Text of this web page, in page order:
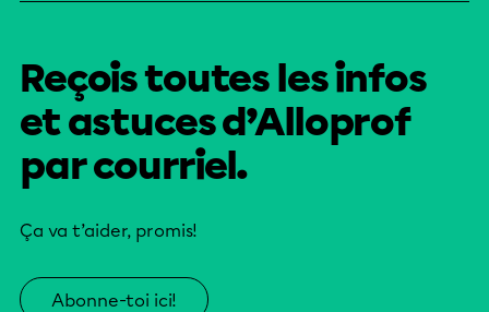
Reçois toutes les infos
et astuces d’Alloprof
par courriel.
Ça va t’aider, promis!
Abonne-toi ici!